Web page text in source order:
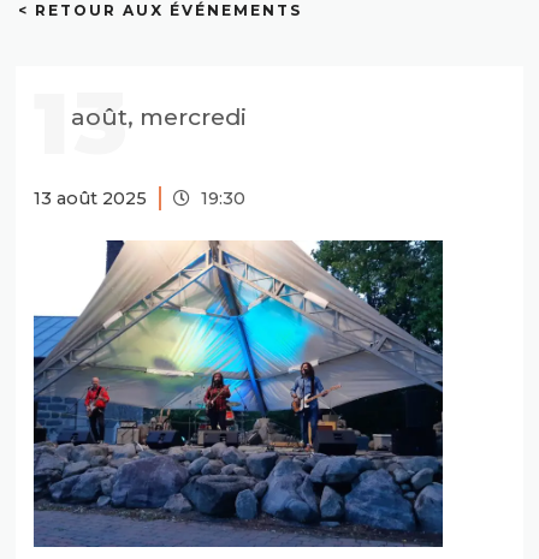
< RETOUR AUX ÉVÉNEMENTS
13
août, mercredi
13 août 2025 19:30